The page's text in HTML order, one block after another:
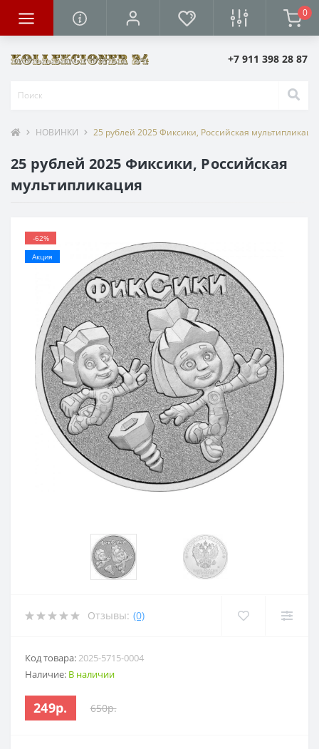
0
+7 911 398 28 87
НОВИНКИ 25 рублей 2025 Фиксики, Российская
25 рублей 2025 Фиксики, Российская
мультипликация
-62%
Акция
Отзывы: (0)
Код товара:2025-5715-0004
Наличие: В наличии
249р. 650р.